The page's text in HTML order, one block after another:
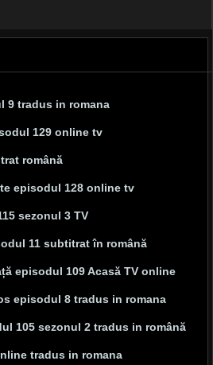
9 tradus in romana
129 online tv
română
episodul 128 online tv
sezonul 3 TV
11 subtitrat în română
episodul 109 Acasă TV online
episodul 8 tradus in romana
105 sezonul 2 tradus in română
tradus in romana